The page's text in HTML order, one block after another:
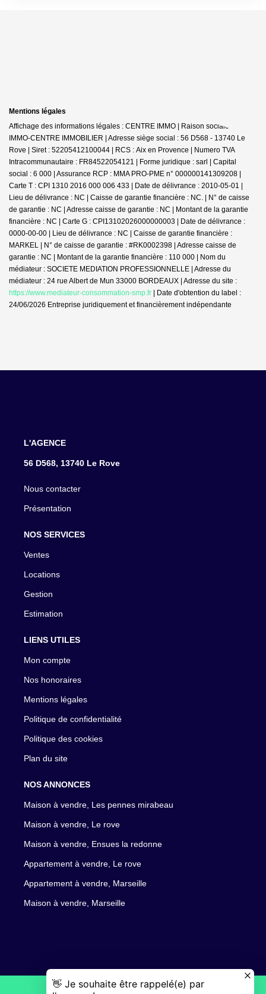
Mentions légales
Affichage des informations légales : CENTRE IMMO | Raison sociale : JDG
IMMO-CENTRE IMMOBILIER | Adresse siège social : 56 D568 - 13740 Le
Rove | Siret : 52205412100044 | RCS : Aix en Provence | Numero TVA
Intracommunautaire : FR84522054121 | Forme juridique : sarl | Capital
social : 6 000 | Assurance RCP : MMA PRO-PME n° 000000141309208 |
Carte T : CPI 1310 2016 000 006 433 | Date de délivrance : 2010-05-01 |
Lieu de délivrance : NC | Caisse de garantie financière : NC. | N° de caisse
de garantie : NC | Adresse caisse de garantie : NC | Montant de la garantie
financière : NC | Carte G : CPI13102026000000003 | Date de délivrance :
0000-00-00 | Lieu de délivrance : NC | Caisse de garantie financière :
MARKEL | N° de caisse de garantie : #RK0002398 | Adresse caisse de
garantie : NC | Montant de la garantie financière : 110 000 | Nom du
médiateur : SOCIETE MEDIATION PROFESSIONNELLE | Adresse du
médiateur : 24 rue Albert de Mun 33000 BORDEAUX | Adresse du site :
https://www.mediateur-consommation-smp.fr | Date d'obtention du label :
24/06/2026 Entreprise juridiquement et financièrement indépendante
L'AGENCE
56 D568, 13740 Le Rove
Nous contacter
Présentation
NOS SERVICES
Ventes
Locations
Gestion
Estimation
LIENS UTILES
Mon compte
Nos honoraires
Mentions légales
Politique de confidentialité
Politique des cookies
Plan du site
NOS ANNONCES
Maison à vendre, Les pennes mirabeau
Maison à vendre, Le rove
Maison à vendre, Ensues la redonne
Appartement à vendre, Le rove
Appartement à vendre, Marseille
Maison à vendre, Marseille